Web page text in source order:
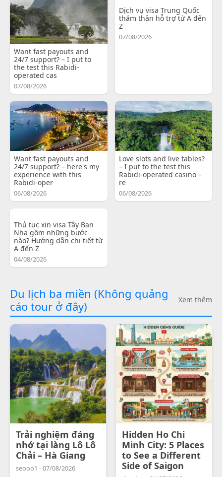
Want fast payouts and
24/7 support? – I put to
the test this Rabidi-
operated cas
07/08/2026
Dịch vụ visa Trung Quốc
thăm thân hỗ trợ từ A đến
Z
07/08/2026
Want fast payouts and
24/7 support? – here's my
experience with this
Rabidi-oper
06/08/2026
Love slots and live tables?
– I put to the test this
Rabidi-operated casino –
re
06/08/2026
Thủ tục xin visa Tây Ban
Nha gồm những bước
nào? Hướng dẫn chi tiết từ
A đến Z
04/08/2026
Du lịch ba miền (Không quảng
cáo tour ở đây)
Xem thêm
Trải nghiệm đáng
nhớ tại làng Lô Lô
Chải – Hà Giang
seooo1 - 07/08/2026
Hidden Ho Chi
Minh City: 5 Places
to See a Different
Side of Saigon